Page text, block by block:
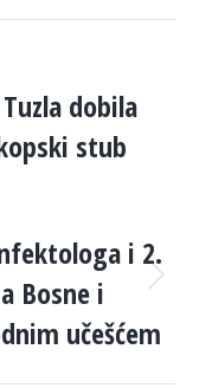
dobila
stub
i 2.
Bosne i
učešćem